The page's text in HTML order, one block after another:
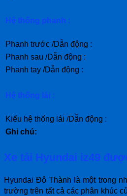
Hệ thống phanh :
Phanh trước /Dẫn động :
Phanh sau /Dẫn động :
Phanh tay /Dẫn động :
Hệ thống lái :
Kiểu hệ thống lái /Dẫn động :
Ghi chú:
Xe tải Hyundai iz49
Hyundai Đô Thành là một trong
trường trên tất cả các phân khúc